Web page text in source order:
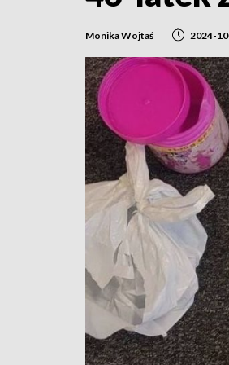
Monika Wojtaś 2024-